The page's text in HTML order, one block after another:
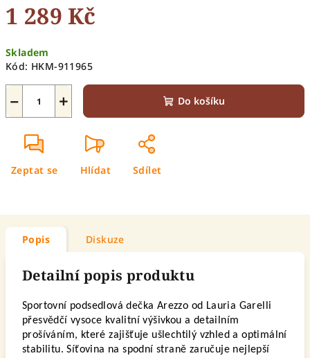
1 289 Kč
cena:
Skladem
Kód: HKM-911965
+
− Do košíku
Zeptat se Hlídat Sdílet
Popis Diskuze
Detailní popis produktu
Sportovní podsedlová dečka Arezzo od Lauria Garelli
přesvědčí vysoce kvalitní výšivkou a detailním
prošíváním, které zajišťuje ušlechtilý vzhled a optimální
stabilitu. Síťovina na spodní straně zaručuje nejlepší